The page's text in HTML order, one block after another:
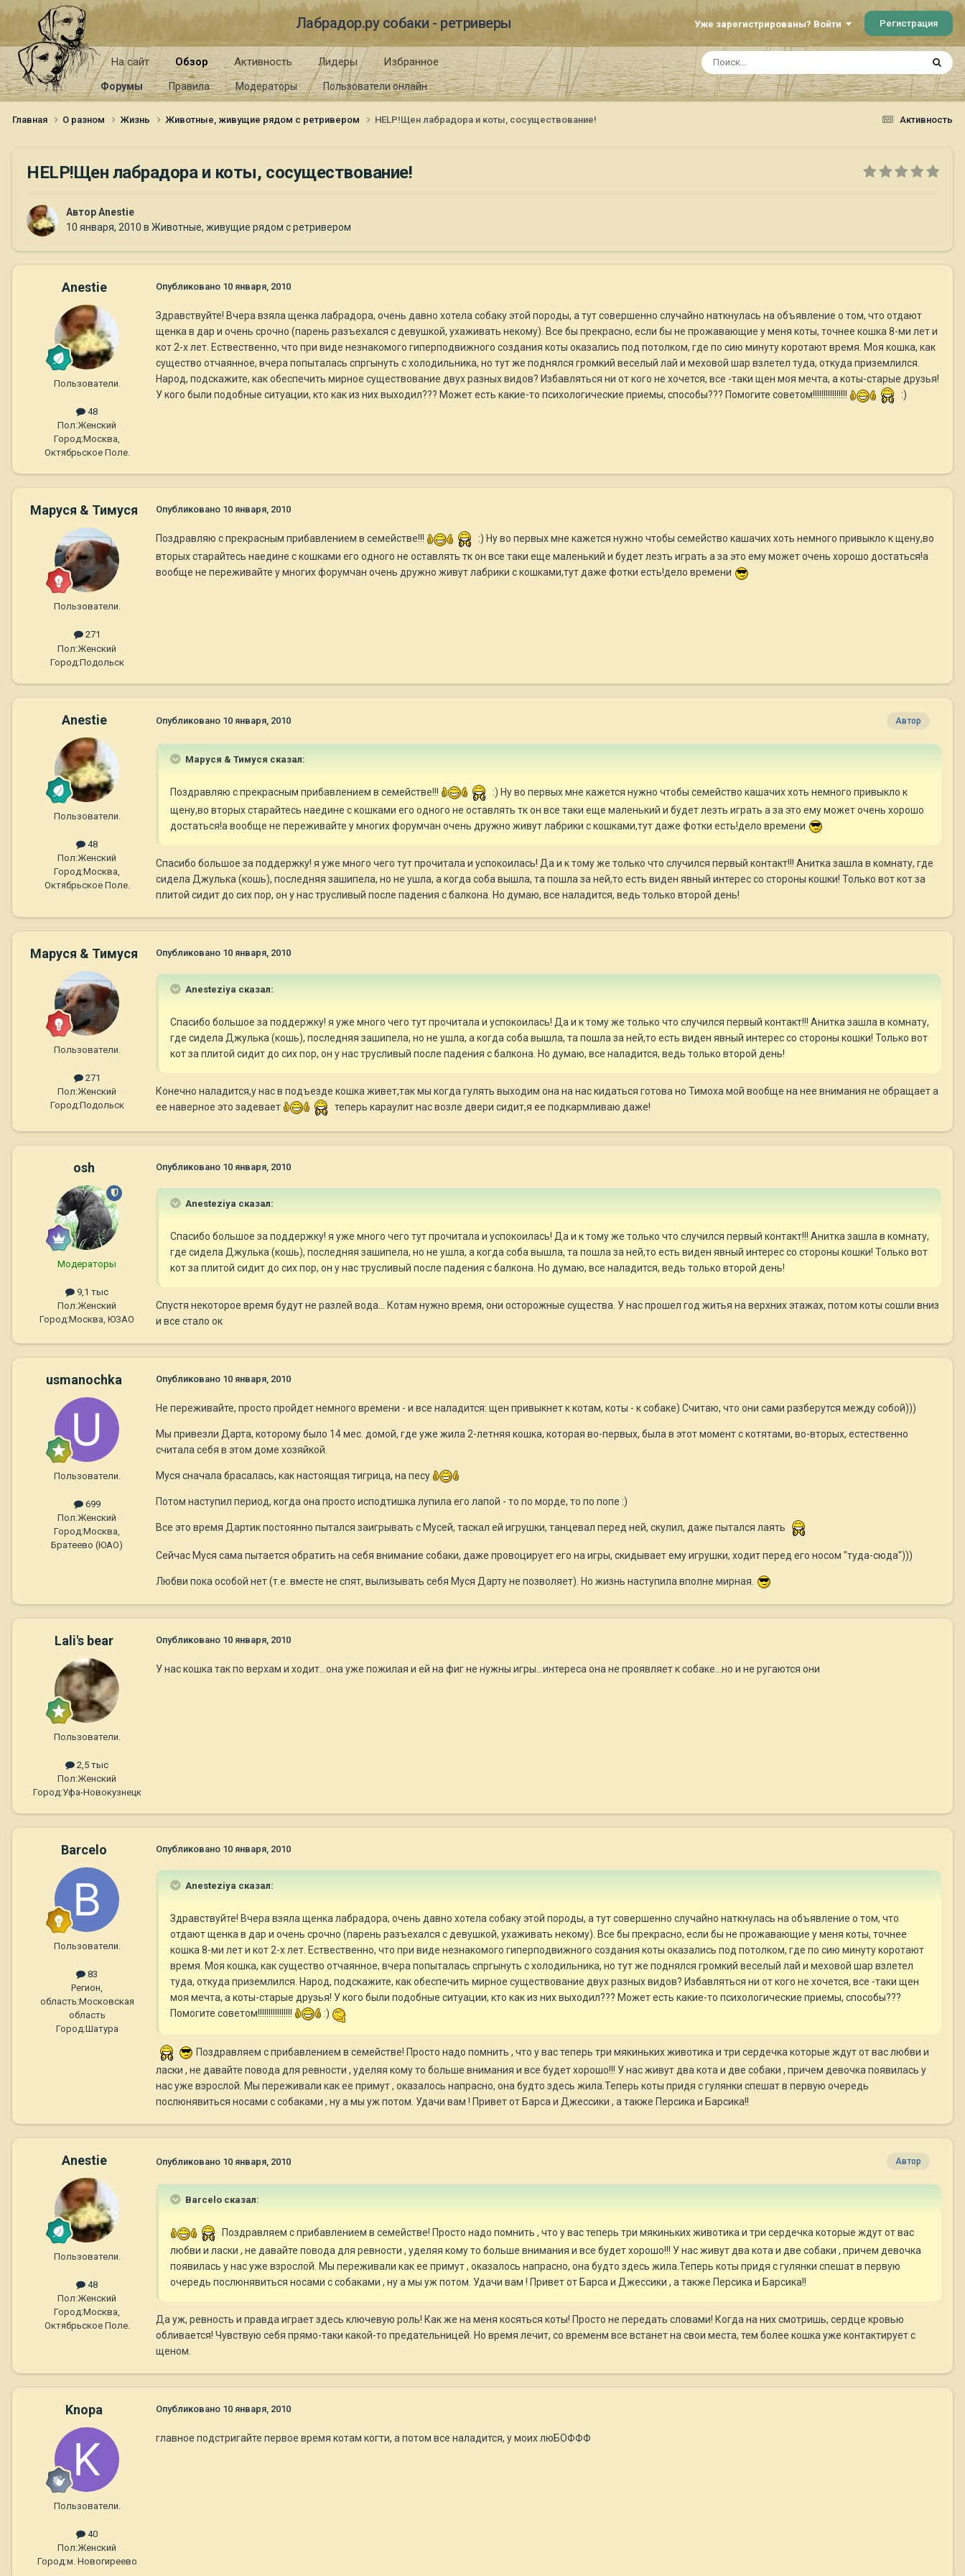
Лабрадор.ру собаки - ретриверы Уже зарегистрированы? Войти Регистрация
На сайт Обзор
Форумы Правила Модераторы Пользователи онлайн
Активность Лидеры Избранное
Активность
Главная О разном Жизнь Животные, живущие рядом с ретривером HELP!Щен лабрадора и коты, сосуществование!
HELP!Щен лабрадора и коты, сосуществование!
АвторAnestie
10 января, 2010 в Животные, живущие рядом с ретривером
Anestie
Пользователи.
48
Пол:Женский
Город:Москва,
Октябрьское Поле.
Опубликовано 10 января, 2010
Здравствуйте! Вчера взяла щенка лабрадора, очень давно хотела собаку этой породы, а тут совершенно случайно наткнулась на объявление о том, что отдают
щенка в дар и очень срочно (парень разъехался с девушкой, ухаживать некому). Все бы прекрасно, если бы не прожавающие у меня коты, точнее кошка 8-ми лет и
кот 2-х лет. Ествественно, что при виде незнакомого гиперподвижного создания коты оказались под потолком, где по сию минуту коротают время. Моя кошка, как
существо отчаянное, вчера попыталась спргынуть с холодильника, но тут же поднялся громкий веселый лай и меховой шар взлетел туда, откуда приземлился.
Народ, подскажите, как обеспечить мирное существование двух разных видов? Избавляться ни от кого не хочется, все -таки щен моя мечта, а коты-старые друзья!
У кого были подобные ситуации, кто как из них выходил??? Может есть какие-то психологические приемы, способы??? Помогите советом!!!!!!!!!!!!!!!!
:)
Маруся & Тимуся
Пользователи.
271
Пол:Женский
Город:Подольск
Опубликовано 10 января, 2010
Поздравляю с прекрасным прибавлением в семействе!!!
:) Ну во первых мне кажется нужно чтобы семейство кашачих хоть немного привыкло к щену,во
вторых старайтесь наедине с кошками его одного не оставлять тк он все таки еще маленький и будет лезть играть а за это ему может очень хорошо достаться!а
вообще не переживайте у многих форумчан очень дружно живут лабрики с кошками,тут даже фотки есть!дело времени
Anestie
Пользователи.
48
Пол:Женский
Город:Москва,
Октябрьское Поле.
Автор
Опубликовано 10 января, 2010
Маруся & Тимуся сказал:
Поздравляю с прекрасным прибавлением в семействе!!!
:) Ну во первых мне кажется нужно чтобы семейство кашачих хоть немного привыкло к
щену,во вторых старайтесь наедине с кошками его одного не оставлять тк он все таки еще маленький и будет лезть играть а за это ему может очень хорошо
достаться!а вообще не переживайте у многих форумчан очень дружно живут лабрики с кошками,тут даже фотки есть!дело времени
Спасибо большое за поддержку! я уже много чего тут прочитала и успокоилась! Да и к тому же только что случился первый контакт!!! Анитка зашла в комнату, где
сидела Джулька (кошь), последняя зашипела, но не ушла, а когда соба вышла, та пошла за ней,то есть виден явный интерес со стороны кошки! Только вот кот за
плитой сидит до сих пор, он у нас трусливый после падения с балкона. Но думаю, все наладится, ведь только второй день!
Маруся & Тимуся
Пользователи.
271
Пол:Женский
Город:Подольск
Опубликовано 10 января, 2010
Anesteziya сказал:
Спасибо большое за поддержку! я уже много чего тут прочитала и успокоилась! Да и к тому же только что случился первый контакт!!! Анитка зашла в комнату,
где сидела Джулька (кошь), последняя зашипела, но не ушла, а когда соба вышла, та пошла за ней,то есть виден явный интерес со стороны кошки! Только вот
кот за плитой сидит до сих пор, он у нас трусливый после падения с балкона. Но думаю, все наладится, ведь только второй день!
Конечно наладится,у нас в подъезде кошка живет,так мы когда гулять выходим она на нас кидаться готова но Тимоха мой вообще на нее внимания не обращает а
ее наверное это задевает
теперь караулит нас возле двери сидит,я ее подкармливаю даже!
osh
Модераторы
9,1 тыс
Пол:Женский
Город:Москва, ЮЗАО
Опубликовано 10 января, 2010
Anesteziya сказал:
Спасибо большое за поддержку! я уже много чего тут прочитала и успокоилась! Да и к тому же только что случился первый контакт!!! Анитка зашла в комнату,
где сидела Джулька (кошь), последняя зашипела, но не ушла, а когда соба вышла, та пошла за ней,то есть виден явный интерес со стороны кошки! Только вот
кот за плитой сидит до сих пор, он у нас трусливый после падения с балкона. Но думаю, все наладится, ведь только второй день!
Спустя некоторое время будут не разлей вода... Котам нужно время, они осторожные существа. У нас прошел год житья на верхних этажах, потом коты сошли вниз
и все стало ок
usmanochka
Пользователи.
699
Пол:Женский
Город:Москва,
Братеево (ЮАО)
Опубликовано 10 января, 2010
Не переживайте, просто пройдет немного времени - и все наладится: щен привыкнет к котам, коты - к собаке) Считаю, что они сами разберутся между собой)))
Мы привезли Дарта, которому было 14 мес. домой, где уже жила 2-летняя кошка, которая во-первых, была в этот момент с котятами, во-вторых, естественно
считала себя в этом доме хозяйкой.
Муся сначала брасалась, как настоящая тигрица, на песу
Потом наступил период, когда она просто исподтишка лупила его лапой - то по морде, то по попе :)
Все это время Дартик постоянно пытался заигрывать с Мусей, таскал ей игрушки, танцевал перед ней, скулил, даже пытался лаять
Сейчас Муся сама пытается обратить на себя внимание собаки, даже провоцирует его на игры, скидывает ему игрушки, ходит перед его носом "туда-сюда")))
Любви пока особой нет (т.е. вместе не спят, вылизывать себя Муся Дарту не позволяет). Но жизнь наступила вполне мирная.
Lali's bear
Пользователи.
2,5 тыс
Пол:Женский
Город:Уфа-Новокузнецк
Опубликовано 10 января, 2010
У нас кошка так по верхам и ходит...она уже пожилая и ей на фиг не нужны игры...интереса она не проявляет к собаке...но и не ругаются они
Barcelo
Пользователи.
83
Регион,
область:Московская
область
Город:Шатура
Опубликовано 10 января, 2010
Anesteziya сказал:
Здравствуйте! Вчера взяла щенка лабрадора, очень давно хотела собаку этой породы, а тут совершенно случайно наткнулась на объявление о том, что
отдают щенка в дар и очень срочно (парень разъехался с девушкой, ухаживать некому). Все бы прекрасно, если бы не прожавающие у меня коты, точнее
кошка 8-ми лет и кот 2-х лет. Ествественно, что при виде незнакомого гиперподвижного создания коты оказались под потолком, где по сию минуту коротают
время. Моя кошка, как существо отчаянное, вчера попыталась спргынуть с холодильника, но тут же поднялся громкий веселый лай и меховой шар взлетел
туда, откуда приземлился. Народ, подскажите, как обеспечить мирное существование двух разных видов? Избавляться ни от кого не хочется, все -таки щен
моя мечта, а коты-старые друзья! У кого были подобные ситуации, кто как из них выходил??? Может есть какие-то психологические приемы, способы???
Помогите советом!!!!!!!!!!!!!!!!
:)
Поздравляем с прибавлением в семействе! Просто надо помнить , что у вас теперь три мякиньких животика и три сердечка которые ждут от вас любви и
ласки , не давайте повода для ревности , уделяя кому то больше внимания и все будет хорошо!!! У нас живут два кота и две собаки , причем девочка появилась у
нас уже взрослой. Мы переживали как ее примут , оказалось напрасно, она будто здесь жила.Теперь коты придя с гулянки спешат в первую очередь
послюнявиться носами с собаками , ну а мы уж потом. Удачи вам ! Привет от Барса и Джессики , а также Персика и Барсика!!
Anestie
Пользователи.
48
Пол:Женский
Город:Москва,
Октябрьское Поле.
Автор
Опубликовано 10 января, 2010
Barcelo сказал:
Поздравляем с прибавлением в семействе! Просто надо помнить , что у вас теперь три мякиньких животика и три сердечка которые ждут от вас
любви и ласки , не давайте повода для ревности , уделяя кому то больше внимания и все будет хорошо!!! У нас живут два кота и две собаки , причем девочка
появилась у нас уже взрослой. Мы переживали как ее примут , оказалось напрасно, она будто здесь жила.Теперь коты придя с гулянки спешат в первую
очередь послюнявиться носами с собаками , ну а мы уж потом. Удачи вам ! Привет от Барса и Джессики , а также Персика и Барсика!!
Да уж, ревность и правда играет здесь ключевую роль! Как же на меня косяться коты! Просто не передать словами! Когда на них смотришь, сердце кровью
обливается! Чувствую себя прямо-таки какой-то предательницей. Но время лечит, со временм все встанет на свои места, тем более кошка уже контактирует с
щеном.
Knopa
Пользователи.
40
Пол:Женский
Город:м. Новогиреево
Опубликовано 10 января, 2010
главное подстригайте первое время котам когти, а потом все наладится, у моих люБОФФФ